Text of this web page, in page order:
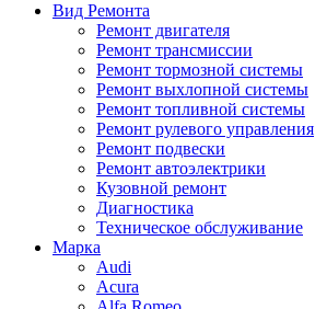
Вид Ремонта
Ремонт двигателя
Ремонт трансмиссии
Ремонт тормозной системы
Ремонт выхлопной системы
Ремонт топливной системы
Ремонт рулевого управления
Ремонт подвески
Ремонт автоэлектрики
Кузовной ремонт
Диагностика
Техническое обслуживание
Марка
Audi
Acura